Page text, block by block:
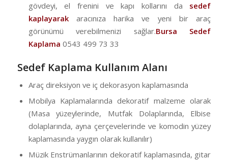
gövdeyi, el frenini ve kapı kollarını da sedef
kaplayarakaracınıza harika ve yeni bir araç
görünümü verebilmenizi sağlar.Bursa Sedef
Kaplama 0543 499 73 33
Sedef Kaplama Kullanım Alanı
Araç direksiyon ve iç dekorasyon kaplamasında
Mobilya Kaplamalarında dekoratif malzeme olarak
(Masa yüzeylerinde, Mutfak Dolaplarında, Elbise
dolaplarında, ayna çerçevelerinde ve komodin yüzey
kaplamasında yaygın olarak kullanılır)
Müzik Enstrümanlarının dekoratif kaplamasında, gitar